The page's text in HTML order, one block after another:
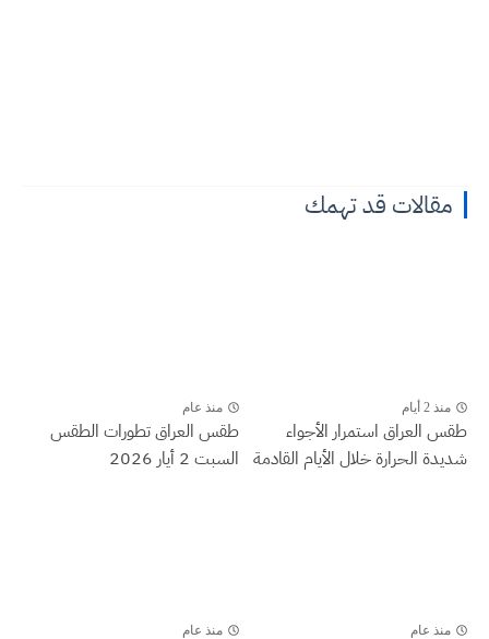
مقالات قد تهمك
منذ 2 أيام
طقس العراق ‏استمرار الأجواء
شديدة الحرارة خلال الأيام القادمة
منذ عام
طقس العراق تطورات الطقس
السبت 2 أيار 2026
منذ عام منذ عام